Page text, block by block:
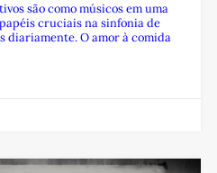
são como músicos em uma
cruciais na sinfonia de
diariamente. O amor à comida